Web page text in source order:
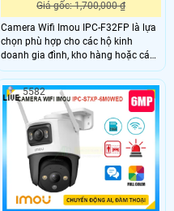
Giá gốc: 1,700,000 ₫
Camera Wifi Imou IPC-F32FP là lựa
chọn phù hợp cho các hộ kinh
doanh gia đình, kho hàng hoặc các
khu vực cần giám sát ngoài trời với
yêu cầu về chất lượng hình ảnh và
tính năng thông minh giúp ghi lại
hình ảnh rõ nét và chi tiết của khu
vực giám sát tích hợp công nghệ
phát hiện chuyển động thông minh
giúp gửi thông báo khi có hoạt động
nghi ngờ xảy ra trong khu vực giám
5582